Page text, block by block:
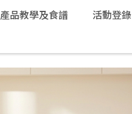
產品教學及食譜 活動登錄